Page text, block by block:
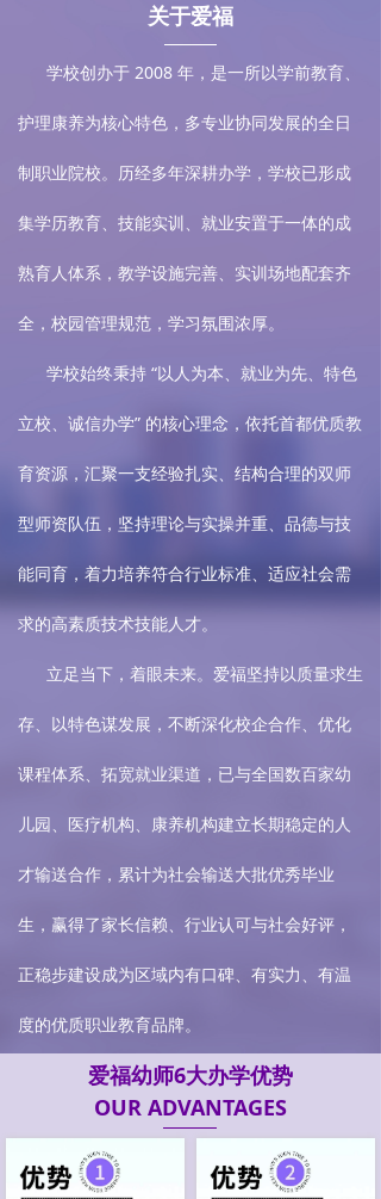
学校创办于 2008 年，是一所以学前教育、
护理康养为核心特色，多专业协同发展的全日
制职业院校。历经多年深耕办学，学校已形成
集学历教育、技能实训、就业安置于一体的成
熟育人体系，教学设施完善、实训场地配套齐
全，校园管理规范，学习氛围浓厚。
学校始终秉持 “以人为本、就业为先、特色
立校、诚信办学” 的核心理念，依托首都优质教
育资源，汇聚一支经验扎实、结构合理的双师
型师资队伍，坚持理论与实操并重、品德与技
能同育，着力培养符合行业标准、适应社会需
求的高素质技术技能人才。
立足当下，着眼未来。爱福坚持以质量求生
存、以特色谋发展，不断深化校企合作、优化
课程体系、拓宽就业渠道，已与全国数百家幼
儿园、医疗机构、康养机构建立长期稳定的人
才输送合作，累计为社会输送大批优秀毕业
生，赢得了家长信赖、行业认可与社会好评，
正稳步建设成为区域内有口碑、有实力、有温
度的优质职业教育品牌。
关于爱福
爱福幼师6大办学优势
OUR ADVANTAGES